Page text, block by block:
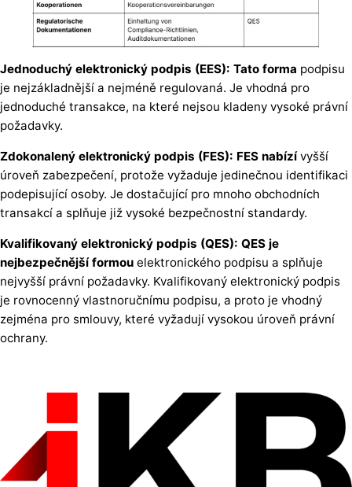
Jednoduchý elektronický podpis (EES): Tato forma podpisu
je nejzákladnější a nejméně regulovaná. Je vhodná pro
jednoduché transakce, na které nejsou kladeny vysoké právní
požadavky.
Zdokonalený elektronický podpis (FES): FES nabízívyšší
úroveň zabezpečení, protože vyžaduje jedinečnou identifikaci
podepisující osoby. Je dostačující pro mnoho obchodních
transakcí a splňuje již vysoké bezpečnostní standardy.
Kvalifikovaný elektronický podpis (QES): QES je
nejbezpečnější formou elektronického podpisu a splňuje
nejvyšší právní požadavky. Kvalifikovaný elektronický podpis
je rovnocenný vlastnoručnímu podpisu, a proto je vhodný
zejména pro smlouvy, které vyžadují vysokou úroveň právní
ochrany.